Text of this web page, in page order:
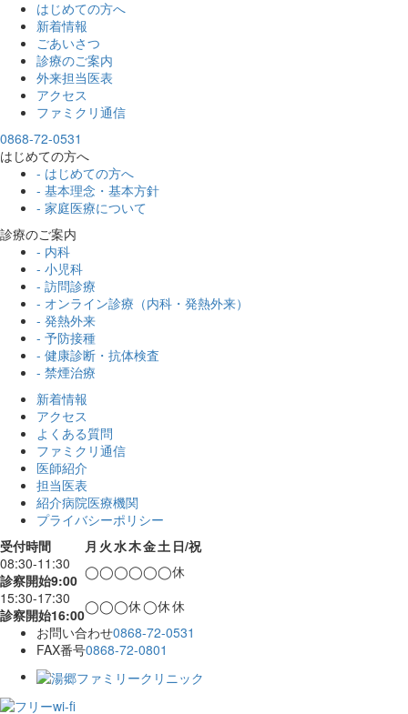
はじめての方へ
新着情報
ごあいさつ
診療のご案内
外来担当医表
アクセス
ファミクリ通信
0868-72-0531
はじめての方へ
- はじめての方へ
- 基本理念・基本方針
- 家庭医療について
診療のご案内
- 内科
- 小児科
- 訪問診療
- オンライン診療（内科・発熱外来）
- 発熱外来
- 予防接種
- 健康診断・抗体検査
- 禁煙治療
新着情報
アクセス
よくある質問
ファミクリ通信
医師紹介
担当医表
紹介病院医療機関
プライバシーポリシー
受付時間
月 火水木金土 日/祝
08:30-11:30
診察開始9:00 ◯◯◯◯◯◯休
15:30-17:30
診察開始16:00◯◯◯休◯休休
お問い合わせ0868-72-0531
FAX番号0868-72-0801